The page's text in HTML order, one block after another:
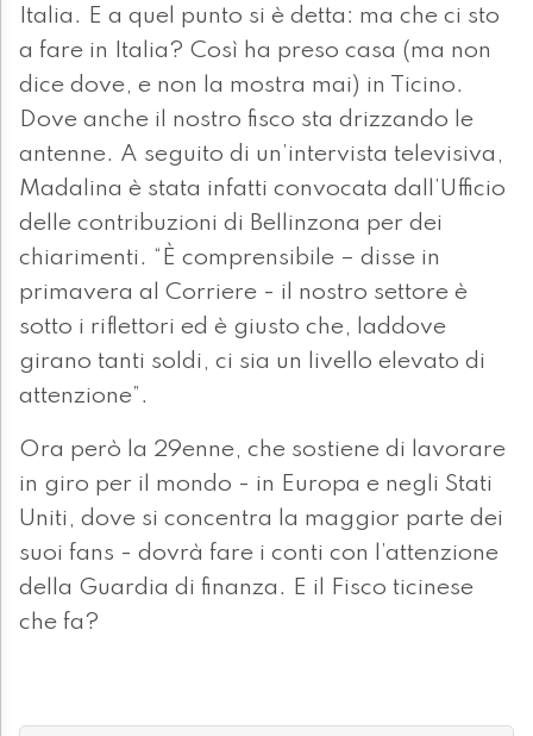
Italia. E a quel punto si è detta: ma che ci sto
a fare in Italia? Così ha preso casa (ma non
dice dove, e non la mostra mai) in Ticino.
Dove anche il nostro fisco sta drizzando le
antenne. A seguito di un’intervista televisiva,
Madalina è stata infatti convocata dall’Ufficio
delle contribuzioni di Bellinzona per dei
chiarimenti. “È comprensibile – disse in
primavera al Corriere - il nostro settore è
sotto i riflettori ed è giusto che, laddove
girano tanti soldi, ci sia un livello elevato di
attenzione”.
Ora però la 29enne, che sostiene di lavorare
in giro per il mondo - in Europa e negli Stati
Uniti, dove si concentra la maggior parte dei
suoi fans - dovrà fare i conti con l’attenzione
della Guardia di finanza. E il Fisco ticinese
che fa?